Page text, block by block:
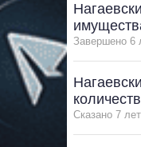
Завершено 6
Сказано 7